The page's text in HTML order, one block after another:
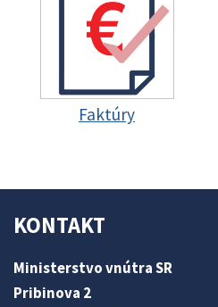
Faktúry
KONTAKT
Ministerstvo vnútra SR
Pribinova 2